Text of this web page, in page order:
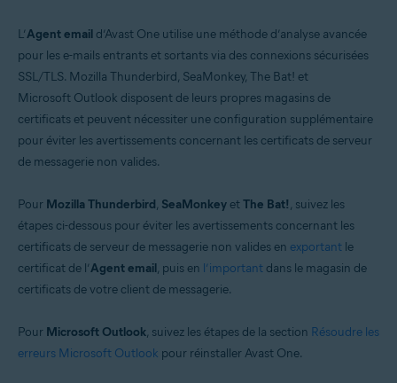
L’Agent email d’Avast One utilise une méthode d’analyse avancée
pour les e-mails entrants et sortants via des connexions sécurisées
SSL/TLS. Mozilla Thunderbird, SeaMonkey, The Bat! et
Microsoft Outlook disposent de leurs propres magasins de
certificats et peuvent nécessiter une configuration supplémentaire
pour éviter les avertissements concernant les certificats de serveur
de messagerie non valides.
Pour Mozilla Thunderbird, SeaMonkey etThe Bat!, suivez les
étapes ci-dessous pour éviter les avertissements concernant les
certificats de serveur de messagerie non valides en exportant le
certificat de l’Agent email, puis en l’important dans le magasin de
certificats de votre client de messagerie.
Pour Microsoft Outlook, suivez les étapes de la section Résoudre les
erreurs Microsoft Outlook pour réinstaller Avast One.